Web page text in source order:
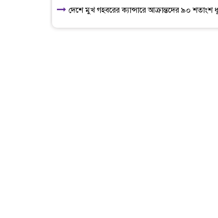
দেশে মুখ গহবরের ক্যান্সারে আক্রান্তদের ৯০ শতাংশ